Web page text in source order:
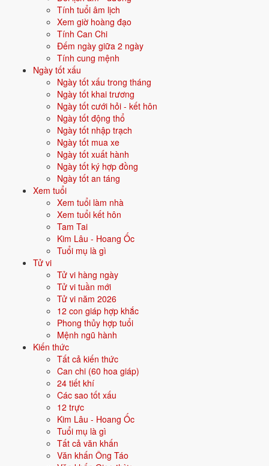
Tính tuổi âm lịch
Xem giờ hoàng đạo
Tính Can Chi
Đếm ngày giữa 2 ngày
Tính cung mệnh
Ngày tốt xấu
Ngày tốt xấu trong tháng
Ngày tốt khai trương
Ngày tốt cưới hỏi - kết hôn
Ngày tốt động thổ
Ngày tốt nhập trạch
Ngày tốt mua xe
Ngày tốt xuất hành
Ngày tốt ký hợp đồng
Ngày tốt an táng
Xem tuổi
Xem tuổi làm nhà
Xem tuổi kết hôn
Tam Tai
Kim Lâu - Hoang Ốc
Tuổi mụ là gì
Tử vi
Tử vi hàng ngày
Tử vi tuần mới
Tử vi năm 2026
12 con giáp hợp khắc
Phong thủy hợp tuổi
Mệnh ngũ hành
Kiến thức
Tất cả kiến thức
Can chi (60 hoa giáp)
24 tiết khí
Các sao tốt xấu
12 trực
Kim Lâu - Hoang Ốc
Tuổi mụ là gì
Tất cả văn khấn
Văn khấn Ông Táo
cách hóa giải bằng hành trung gian. Nên kết hợp thêm can chi và tam
hợp - tứ hành xung để đánh giá đầy đủ. Dùng
để tra nhanh.
Các nạp âm khác thuộc mệnh
Thủy
Xem 30 nạp âm
Tuyền Trung ThủyNước trong suối
Đại Khe Thủy Nước khe lớn
Thiên Hà ThủyNước trên trời
Trường Lưu ThủyNước chảy mạnh
Đại Hải ThủyNước biển lớn
Câu hỏi thường gặp về nạp âm
Giản Hạ Thủy
Nạp âm Giản Hạ Thủy là gì?
Giản Hạ Thủy là một trong 30 nạp âm của vòng 60 hoa giáp, thuộc
mệnh Thủy - tượng "Nước cuối khe". Nạp âm này gồm 2 tuổi Bính Tý,
Đinh Sửu.
Giản Hạ Thủy hợp màu gì?
Mệnh Thủy (Giản Hạ Thủy) hợp các màu Đen, Xanh dương, Xanh
nước biển. Đây là nhóm màu tương sinh - bản mệnh, nên ưu tiên cho
quần áo, xe, nhà cửa, vật phẩm phong thủy.
Giản Hạ Thủy hợp hướng nào?
Mệnh Thủy hợp hướng Bắc. Nên đặt hướng nhà, hướng bàn làm việc,
hướng giường theo hướng này để tăng vận khí.
Giản Hạ Thủy sinh năm nào?
Giản Hạ Thủy ứng với các năm sinh: Bính Tý (1936, 1996, 2056); Đinh
Sửu (1937, 1997, 2057).
Mệnh Thủy tương sinh - tương khắc với mệnh nào?
Tương sinh: Kim (Kim sinh Thủy); Mộc (Thủy sinh Mộc). Tương khắc:
Thổ (Thổ khắc Thủy); Hỏa (Thủy khắc Hỏa).